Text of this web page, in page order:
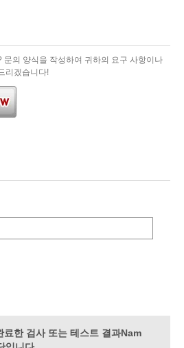
문의 양식을 작성하여 귀하의 요구 사항이나
리겠습니다!
한 검사 또는 테스트 결과Nam